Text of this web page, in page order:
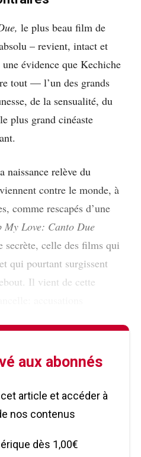
le plus beau film de
– revient, intact et
évidence que Kechiche
tout — l’un des grands
de la sensualité, du
plus grand cinéaste
relève du
contre le monde, à
comme rescapés d’une
My Love: Canto Due
secrète, celle des films qui
qui pourtant surgissent
Il vient de cette
aux abonnés
article et accéder à
nos contenus
dès 1,00€